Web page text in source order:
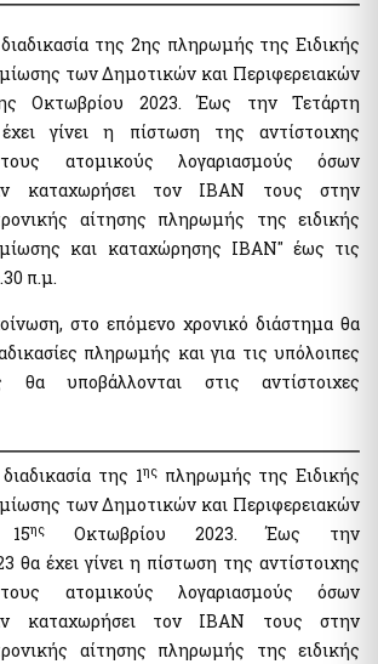
request at Citizens' Service Center
service from e-EFKA
Platform by Physical Presence
service from your
- Teleconferencing service from the
Εσόδων (Α.Α.Δ.Ε.)
by video conference or telephone
physical presence (General
Management) from the Gener. Secret.
& Private Debt Management of the
by video conference, telephone
presence from the Preventive
Safety Offices of the Fire Brigade of
service by the Greek
της 2ης πληρωμής της Ειδικής
των Δημοτικών και Περιφερειακών
Οκτωβρίου 2023. Έως την Τετάρτη
γίνει η πίστωση της αντίστοιχης
ατομικούς λογαριασμούς όσων
καταχωρήσει τον ΙΒΑΝ τους στην
αίτησης πληρωμής της ειδικής
και καταχώρησης ΙΒΑΝ" έως τις
π.μ.
στο επόμενο χρονικό διάστημα θα
πληρωμής και για τις υπόλοιπες
θα υποβάλλονται στις αντίστοιχες
της 1ηςπληρωμής της Ειδικής
των Δημοτικών και Περιφερειακών
ης
Οκτωβρίου 2023. Έως την
θα έχει γίνει η πίστωση της αντίστοιχης
ατομικούς λογαριασμούς όσων
καταχωρήσει τον ΙΒΑΝ τους στην
αίτησης πληρωμής της ειδικής